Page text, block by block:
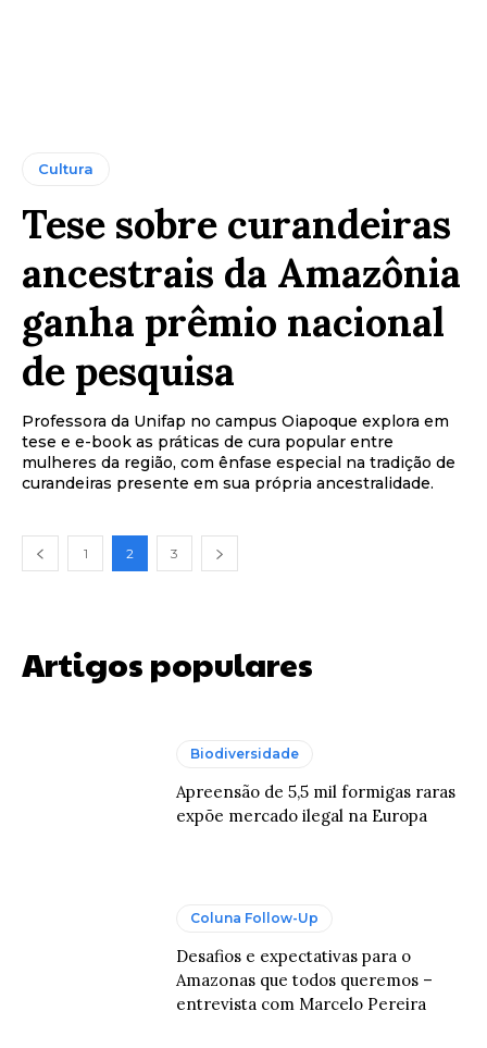
Cultura
Tese sobre curandeiras
ancestrais da Amazônia
ganha prêmio nacional
de pesquisa
Professora da Unifap no campus Oiapoque explora em
tese e e-book as práticas de cura popular entre
mulheres da região, com ênfase especial na tradição de
curandeiras presente em sua própria ancestralidade.
1 2 3
Artigos populares
Biodiversidade
Apreensão de 5,5 mil formigas raras
expõe mercado ilegal na Europa
Coluna Follow-Up
Desafios e expectativas para o
Amazonas que todos queremos –
entrevista com Marcelo Pereira